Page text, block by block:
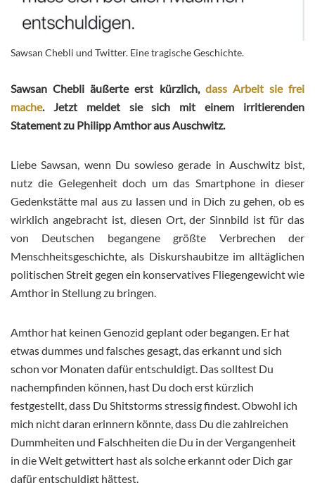
Sawsan Chebli und Twitter. Eine tragische Geschichte.
Sawsan Chebli äußerte erst kürzlich, dass Arbeit sie frei
mache. Jetzt meldet sie sich mit einem irritierenden
Statement zu Philipp Amthor aus Auschwitz.
Liebe Sawsan, wenn Du sowieso gerade in Auschwitz bist,
nutz die Gelegenheit doch um das Smartphone in dieser
Gedenkstätte mal aus zu lassen und in Dich zu gehen, ob es
wirklich angebracht ist, diesen Ort, der Sinnbild ist für das
von Deutschen begangene größte Verbrechen der
Menschheitsgeschichte, als Diskurshaubitze im alltäglichen
politischen Streit gegen ein konservatives Fliegengewicht wie
Amthor in Stellung zu bringen.
Amthor hat keinen Genozid geplant oder begangen. Er hat
etwas dummes und falsches gesagt, das erkannt und sich
schon vor Monaten dafür entschuldigt. Das solltest Du
nachempfinden können, hast Du doch erst kürzlich
festgestellt, dass Du Shitstorms stressig findest. Obwohl ich
mich nicht daran erinnern könnte, dass Du die zahlreichen
Dummheiten und Falschheiten die Du in der Vergangenheit
in die Welt getwittert hast als solche erkannt oder Dich gar
dafür entschuldigt hättest.